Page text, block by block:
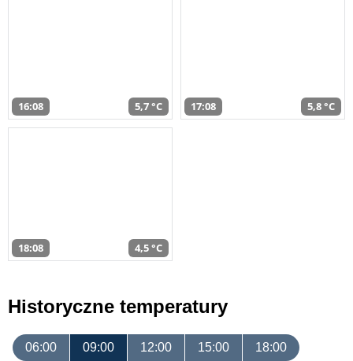
16:08 5,7 °C 17:08 5,8 °C
18:08 4,5 °C
Historyczne temperatury
06:00 09:00 12:00 15:00 18:00